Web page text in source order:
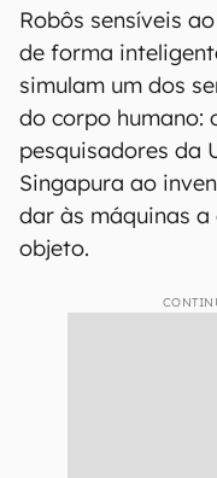
Robôs sensíveis
de forma
simulam um dos
do corpo humano:
pesquisadores da
Singapura ao
dar às máquinas a
objeto.